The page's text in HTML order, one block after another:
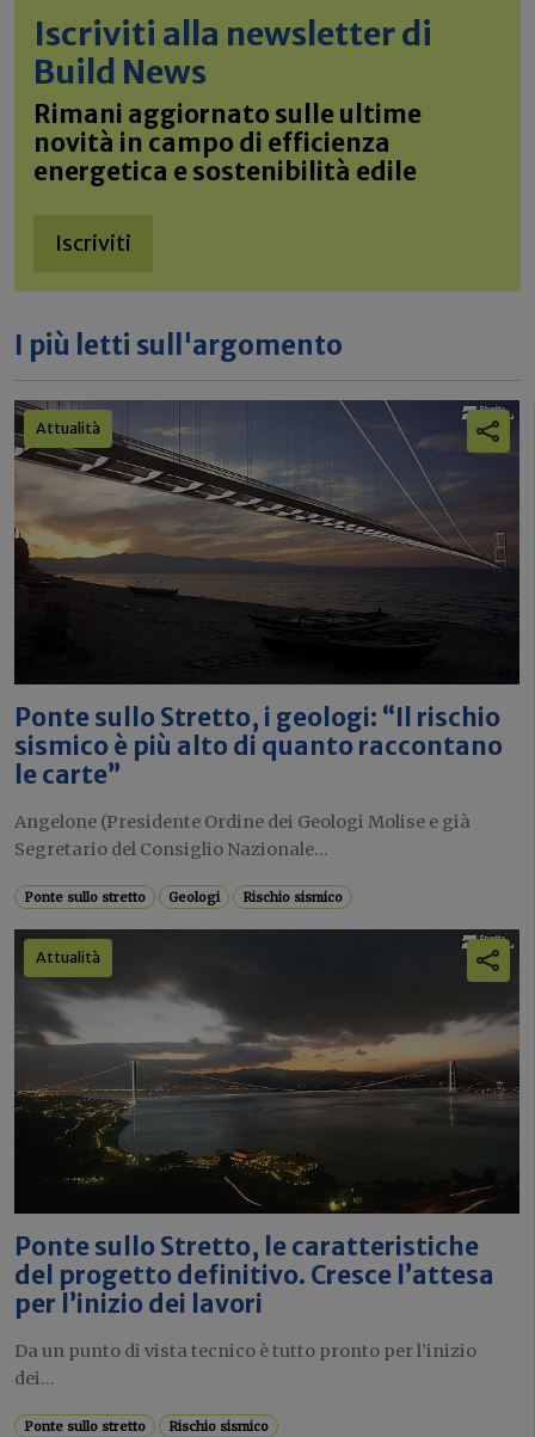
Iscriviti alla newsletter di
Build News
Rimani aggiornato sulle ultime
novità in campo di efficienza
energetica e sostenibilità edile
Iscriviti
I più letti sull'argomento
Attualità
Ponte sullo Stretto, i geologi: “Il rischio
sismico è più alto di quanto raccontano
le carte”
Angelone (Presidente Ordine dei Geologi Molise e già
Segretario del Consiglio Nazionale...
Ponte sullo stretto Geologi Rischio sismico
Attualità
Ponte sullo Stretto, le caratteristiche
del progetto definitivo. Cresce l’attesa
per l’inizio dei lavori
Da un punto di vista tecnico è tutto pronto per l’inizio
dei...
Ponte sullo stretto Rischio sismico